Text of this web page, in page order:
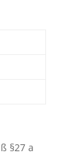
§27 a